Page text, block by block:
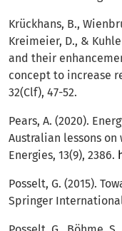
Krückhans, B.,
Kreimeier, D., &
and their
concept to increase
32(Clf), 47-52.
Pears, A. (2020).
Australian lessons
Energies, 13(9), 2386.
Posselt, G. (2015).
Springer